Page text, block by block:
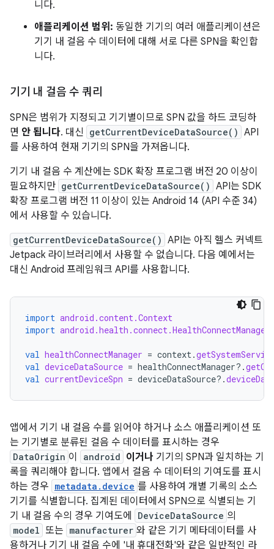
니다.
애플리케이션 범위: 동일한 기기의 여러 애플리케이션은
기기 내 걸음 수 데이터에 대해 서로 다른 SPN을 확인합
니다.
기기 내 걸음 수 쿼리
SPN은 범위가 지정되고 기기별이므로 SPN 값을 하드 코딩하
면 안 됩니다. 대신 getCurrentDeviceDataSource() API
를 사용하여 현재 기기의 SPN을 가져옵니다.
기기 내 걸음 수 계산에는 SDK 확장 프로그램 버전 20 이상이
필요하지만 getCurrentDeviceDataSource() API는 SDK
확장 프로그램 버전 11 이상이 있는 Android 14 (API 수준 34)
에서 사용할 수 있습니다.
getCurrentDeviceDataSource() API는 아직 헬스 커넥트
Jetpack 라이브러리에서 사용할 수 없습니다. 다음 예에서는
대신 Android 프레임워크 API를 사용합니다.
import android.content.Context
import android.health.connect.HealthConnectManager
val healthConnectManager = context.
val deviceDataSource = healthConnectManager?.
val currentDeviceSpn = deviceDataSource?.
앱에서 기기 내 걸음 수를 읽어야 하거나 소스 애플리케이션 또
는 기기별로 분류된 걸음 수 데이터를 표시하는 경우
DataOrigin 이 android 이거나 기기의 SPN과 일치하는 기
록을 쿼리해야 합니다. 앱에서 걸음 수 데이터의 기여도를 표시
하는 경우 metadata.device 를 사용하여 개별 기록의 소스
기기를 식별합니다. 집계된 데이터에서 SPN으로 식별되는 기
기 내 걸음 수의 경우 기여도에
DeviceDataSource 의
model 또는 manufacturer 와 같은 기기 메타데이터를 사
용하거나 기기 내 걸음 수에 '내 휴대전화'와 같은 일반적인 라